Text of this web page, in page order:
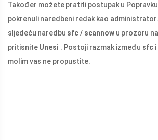
Također možete pratiti postupak u
pokrenuli naredbeni redak kao
sljedeću naredbu sfc / scannow u prozoru
pritisnite Unesi . Postoji razmak između sfc i
molim vas ne propustite.